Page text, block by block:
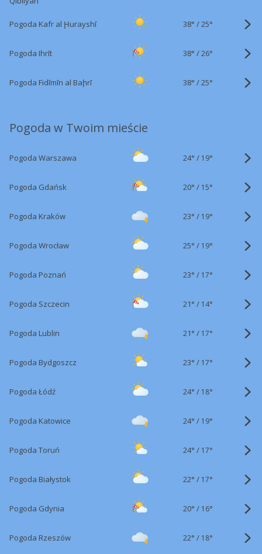
Pogoda Kafr al Ḩurayshī 38° /25°
Pogoda Ihrīt 38° /26°
Pogoda Fidīmīn al Baḩrī 38° /25°
Pogoda w Twoim mieście
Pogoda Warszawa 24° / 19°
Pogoda Gdańsk 20° / 15°
Pogoda Kraków 23° / 19°
Pogoda Wrocław 25° / 19°
Pogoda Poznań 23° / 17°
Pogoda Szczecin 21° / 14°
Pogoda Lublin 21° / 17°
Pogoda Bydgoszcz 23° / 17°
Pogoda Łódź 24° / 18°
Pogoda Katowice 24° / 19°
Pogoda Toruń 24° / 17°
Pogoda Białystok 22° / 17°
Pogoda Gdynia 20° / 16°
Pogoda Rzeszów 22° / 18°